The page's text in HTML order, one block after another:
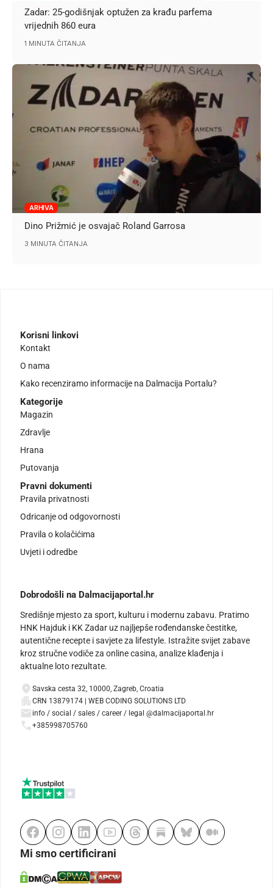
Zadar: 25-godišnjak optužen za krađu parfema
vrijednih 860 eura
1 MINUTA ČITANJA
ARHIVA
Dino Prižmić je osvajač Roland Garrosa
3 MINUTA ČITANJA
Korisni linkovi
Kontakt
O nama
Kako recenziramo informacije na Dalmacija Portalu?
Kategorije
Magazin
Zdravlje
Hrana
Putovanja
Pravni dokumenti
Pravila privatnosti
Odricanje od odgovornosti
Pravila o kolačićima
Uvjeti i odredbe
Dobrodošli na Dalmacijaportal.hr
Središnje mjesto za sport, kulturu i modernu zabavu. Pratimo
HNK Hajduk i KK Zadar uz najljepše rođendanske čestitke,
autentične recepte i savjete za lifestyle. Istražite svijet zabave
kroz stručne vodiče za online casina, analize klađenja i
aktualne loto rezultate.
Savska cesta 32, 10000, Zagreb, Croatia
CRN 13879174 | WEB CODING SOLUTIONS LTD
info / social / sales / career / legal @dalmacijaportal.hr
+385998705760
Mi smo certificirani